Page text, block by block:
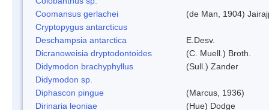
Coomansus gerlachei
(de Man, 1904)
Cryptopygus antarcticus
Deschampsia antarctica
E.Desv.
Dicranoweisia dryptodontoides
(C. Muell.) Broth.
Didymodon brachyphyllus
(Sull.) Zander
Didymodon sp.
Diphascon pingue
(Marcus, 1936)
Dirinaria leoniae
(Hue) Dodge